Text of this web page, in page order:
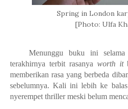
Spring in London
[Photo: Ulfa
Menunggu buku ini
terakhirnya terbit rasanya worth it
memberikan rasa yang berbeda
sebelumnya. Kali ini lebih ke
nyerempet thriller meski belum